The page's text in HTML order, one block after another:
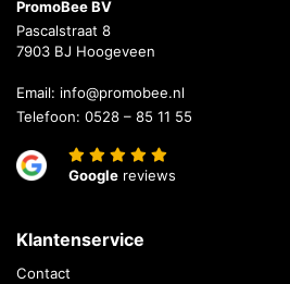
PromoBee BV
Pascalstraat 8
7903 BJ Hoogeveen
Email: info@promobee.nl
Telefoon: 0528 – 85 11 55
Google reviews
Klantenservice
Contact